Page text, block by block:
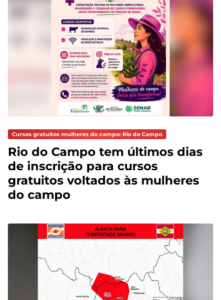
Cursos gratuitos mulheres do campo: Rio do Campo
Rio do Campo tem últimos dias
de inscrição para cursos
gratuitos voltados às mulheres
do campo